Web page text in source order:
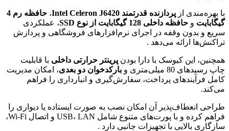
با بهره‌مندی از پردازنده قدرتمند ،
حافظه رم 4
گیگابایت و حافظه داخلی 128 گیگابایت از نوع
، عملکردی
سریع و بدون وقفه در اجرای نرم‌افزارهای فروشگاهی و پردازش
تراکنش‌ها ارائه می‌دهد .
همچنین، این کیوسک با دارا بودن پرینتر حرارتی داخلی با قابلیت
چاپ رسیدهای 80 میلی‌متری و
بارکدخوان دو بعدی، امکان مدیریت
کامل فرآیندهای پرداخت، سفارش‌گیری و انبارداری را فراهم
می‌کند.
طراحی انعطاف‌پذیر آن امکان نصب به صورت ایستاده یا دیواری را
فراهم کرده و با پورت‌های متنوع شامل USB، LAN و اتصال Wi-Fi،
سازگاری بالایی با تجهیزات جانبی دارد .